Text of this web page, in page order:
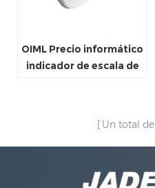
OIML Precio informático
indicador de escala de
Un total de